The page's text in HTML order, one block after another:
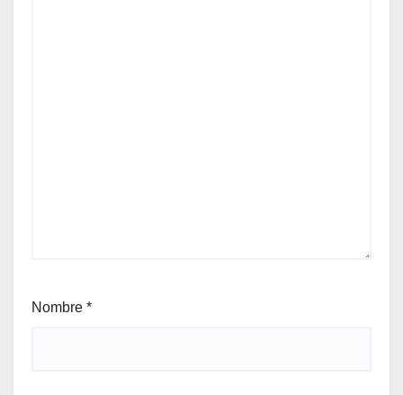
Nombre *